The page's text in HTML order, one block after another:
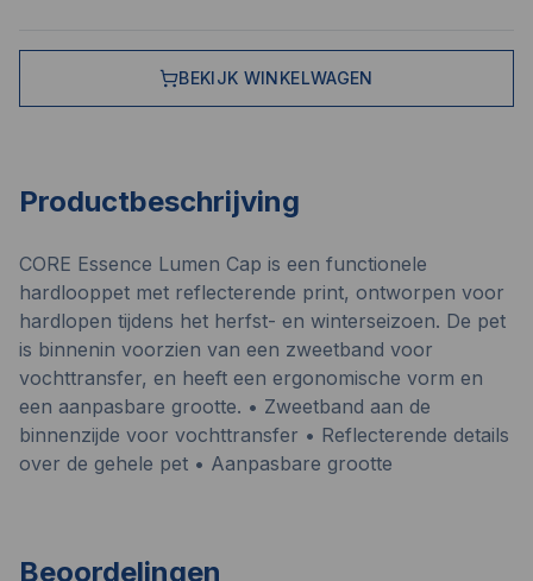
BEKIJK WINKELWAGEN
Productbeschrijving
CORE Essence Lumen Cap is een functionele
hardlooppet met reflecterende print, ontworpen voor
hardlopen tijdens het herfst- en winterseizoen. De pet
is binnenin voorzien van een zweetband voor
vochttransfer, en heeft een ergonomische vorm en
een aanpasbare grootte. • Zweetband aan de
binnenzijde voor vochttransfer • Reflecterende details
over de gehele pet • Aanpasbare grootte
Beoordelingen